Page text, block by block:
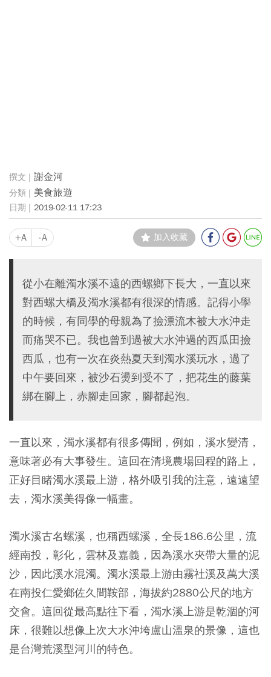
謝金河
美食旅遊
2019-02-11 17:23
+A -A 加入收藏
從小在離濁水溪不遠的西螺鄉下長大，一直以來
對西螺大橋及濁水溪都有很深的情感。記得小學
的時候，有同學的母親為了撿漂流木被大水沖走
而痛哭不已。我也曾到過被大水沖過的西瓜田撿
西瓜，也有一次在炎熱夏天到濁水溪玩水，過了
中午要回來，被沙石燙到受不了，把花生的藤葉
綁在腳上，赤腳走回家，腳都起泡。
一直以來，濁水溪都有很多傳聞，例如，溪水變清，
意味著必有大事發生。這回在清境農場回程的路上，
正好目睹濁水溪最上游，格外吸引我的注意，遠遠望
去，濁水溪美得像一幅畫。
濁水溪古名螺溪，也稱西螺溪，全長186.6公里，流
經南投，彰化，雲林及嘉義，因為溪水夾帶大量的泥
沙，因此溪水混濁。濁水溪最上游由霧社溪及萬大溪
在南投仁愛鄉佐久間鞍部，海拔約2880公尺的地方
交會。這回從最高點往下看，濁水溪上游是乾涸的河
床，很難以想像上次大水沖垮盧山溫泉的景像，這也
是台灣荒溪型河川的特色。